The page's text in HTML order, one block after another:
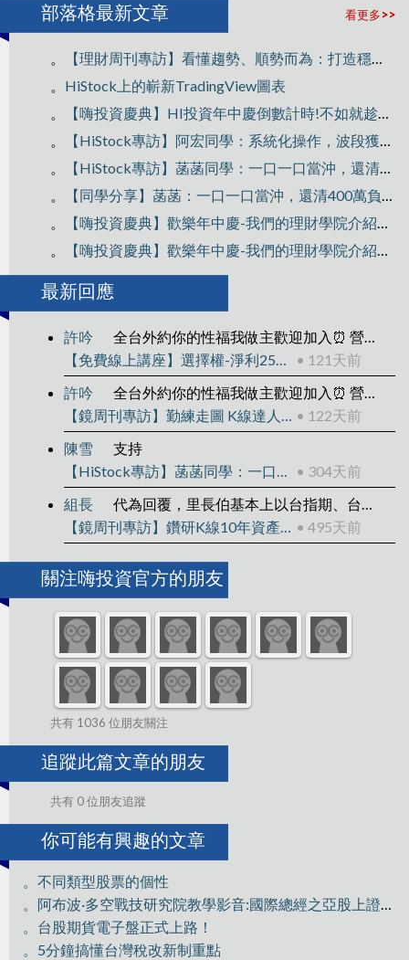
看更多>>
部落格最新文章
。
【理財周刊專訪】看懂趨勢、順勢而為：打造穩定獲利的交易思維
。 HiStock上的嶄新TradingView圖表
。
【嗨投資慶典】HI投資年中慶倒數計時!不如就趁雙十衝一波~
。
【HiStock專訪】阿宏同學：系統化操作，波段獲利300萬！
。
【HiStock專訪】菡菡同學：一口一口當沖，還清400萬負債翻轉人生
。
【同學分享】菡菡：一口一口當沖，還清400萬負債翻轉人生
。
【嗨投資慶典】歡樂年中慶-我們的理財學院介紹Part2
。
【嗨投資慶典】歡樂年中慶-我們的理財學院介紹Part1
最新回應
許吟
全台外約你的性福我做主歡迎加入⏰ 營業時間：下午1:00 ～ 凌晨04:00🚗 外送區域：雙北、新竹、台中、彰化、高雄、台南💰 消費方式：到府 / 酒店，一律現金 ✨ 主營類型：清純大學生
【免費線上講座】選擇權-淨利25萬的操作拆解
• 121天前
許吟
全台外約你的性福我做主歡迎加入⏰ 營業時間：下午1:00 ～ 凌晨04:00🚗 外送區域：雙北、新竹、台中、彰化、高雄、台南💰 消費方式：到府 / 酒店，一律現金 ✨ 主營類型：清純大學生
【鏡周刊專訪】勤練走圖 K線達人靠2套戰法賺千萬 • 122天前
陳雪
支持
【HiStock專訪】菡菡同學：一口一口當沖，還清400萬負債翻轉人生
• 304天前
組長
代為回覆，里長伯基本上以台指期、台指權為主
【鏡周刊專訪】鑽研K線10年資產翻15倍 • 495天前
關注嗨投資官方的朋友
共有 1036 位朋友關注
追蹤此篇文章的朋友
共有 0 位朋友追蹤
你可能有興趣的文章
。不同類型股票的個性
。阿布波·多空戰技研究院教學影音:國際總經之亞股上證分析
。台股期貨電子盤正式上路！
。5分鐘搞懂台灣稅改新制重點